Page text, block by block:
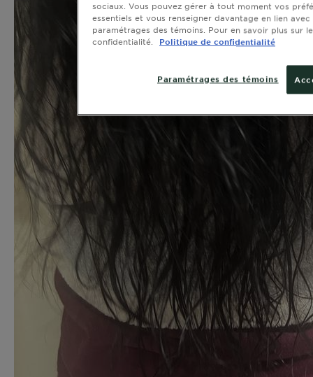
sociaux. Vous pouvez gérer à tout moment vos
essentiels et vous renseigner davantage en lien
paramétrages des témoins. Pour en savoir plus sur
confidentialité.
Politique de confidentialité
Paramétrages des témoins